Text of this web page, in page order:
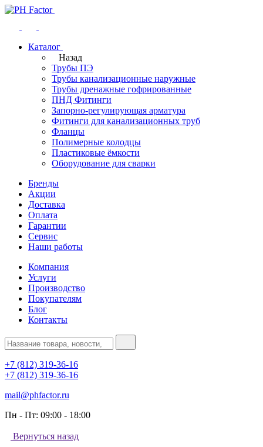
Каталог
Назад
Трубы ПЭ
Трубы канализационные наружные
Трубы дренажные гофрированные
ПНД Фитинги
Запорно-регулирующая арматура
Фитинги для канализационных труб
Фланцы
Полимерные колодцы
Пластиковые ёмкости
Оборудование для сварки
Бренды
Акции
Доставка
Оплата
Гарантии
Сервис
Наши работы
Компания
Услуги
Производство
Покупателям
Блог
Контакты
+7 (812) 319-36-16
+7 (812) 319-36-16
mail@phfactor.ru
Пн - Пт: 09:00 - 18:00
Вернуться назад